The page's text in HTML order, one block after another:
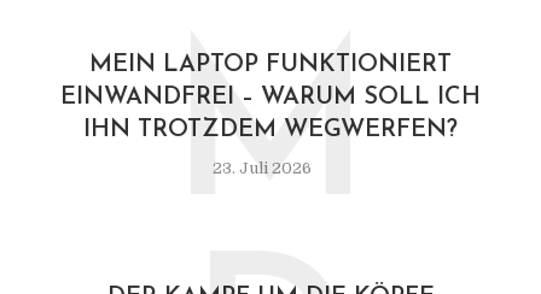
MEIN LAPTOP FUNKTIONIERT
EINWANDFREI – WARUM SOLL ICH
IHN TROTZDEM WEGWERFEN?
23. Juli 2026
M